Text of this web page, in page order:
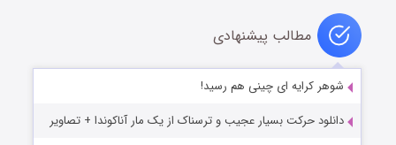
مطالب پیشنهادی
شوهر کرایه ای چینی هم رسید!
دانلود حرکت بسیار عجیب و ترسناک از یک مار آناکوندا + تصاویر